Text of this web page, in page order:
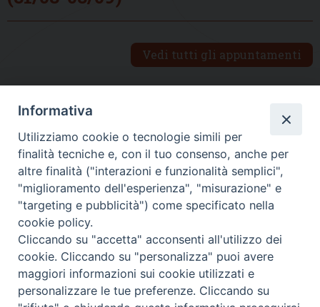
Vedi tutti gli appuntamenti
DIOCESI SUBURBICARIA DI ALBANO
Contatti:Tel.: 06.93268401 - Fax.: 06.9323844
E-mail:curia@diocesidialbano.it
Orari: dal Lunedì al Venerdì Ore: 9:00 - 13:00
Lunedì, Mercoledì e Venerdì, Ore 9:30 - 12:30
Informativa
Utilizziamo cookie o tecnologie simili per
finalità tecniche e, con il tuo consenso, anche per
altre finalità ("interazioni e funzionalità semplici",
"miglioramento dell'esperienza", "misurazione" e
"targeting e pubblicità") come specificato nella
cookie policy.
Cliccando su "accetta" acconsenti all'utilizzo dei
cookie. Cliccando su "personalizza" puoi avere
maggiori informazioni sui cookie utilizzati e
personalizzare le tue preferenze. Cliccando su